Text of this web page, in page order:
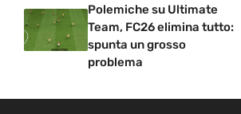
Polemiche su Ultimate
Team, FC26 elimina tutto:
spunta un grosso
problema